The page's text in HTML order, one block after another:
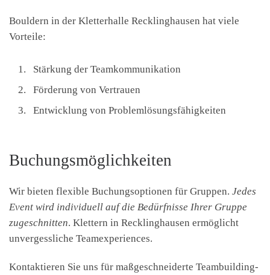
Bouldern in der Kletterhalle Recklinghausen hat viele
Vorteile:
Stärkung der Teamkommunikation
Förderung von Vertrauen
Entwicklung von Problemlösungsfähigkeiten
Buchungsmöglichkeiten
Wir bieten flexible Buchungsoptionen für Gruppen. Jedes
Event wird individuell auf die Bedürfnisse Ihrer Gruppe
zugeschnitten. Klettern in Recklinghausen ermöglicht
unvergessliche Teamexperiences.
Kontaktieren Sie uns für maßgeschneiderte Teambuilding-